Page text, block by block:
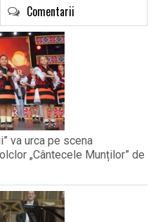
Comentarii
va urca pe scena
„Cântecele Munților” de